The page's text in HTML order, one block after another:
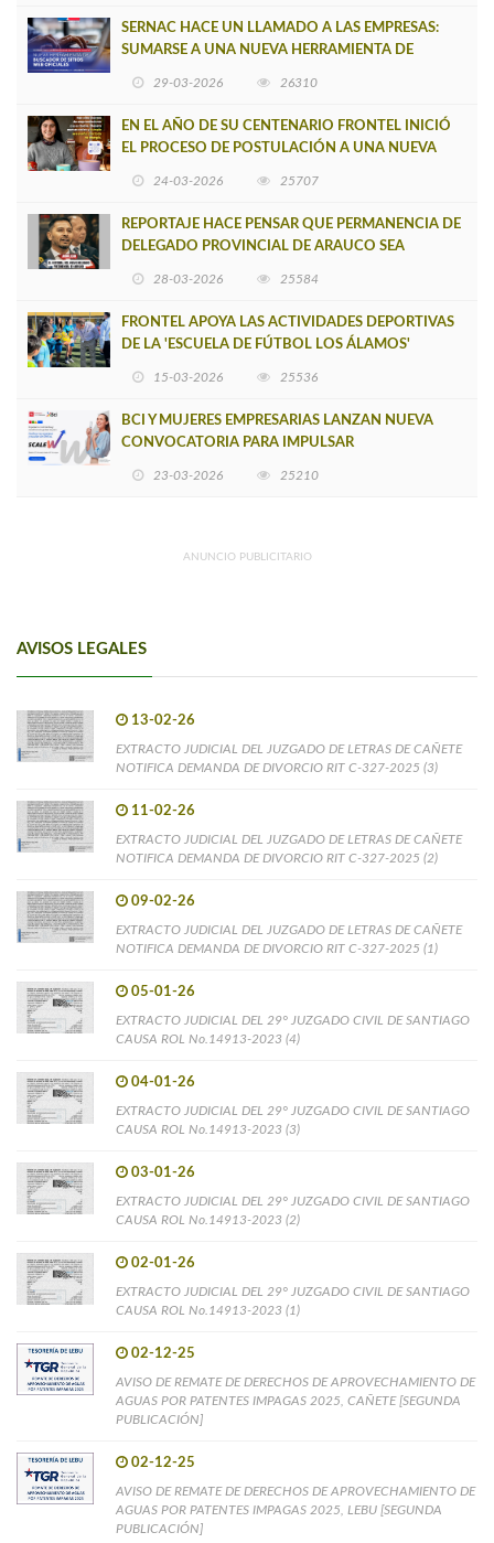
SERNAC HACE UN LLAMADO A LAS EMPRESAS:
SUMARSE A UNA NUEVA HERRAMIENTA DE
29-03-2026 26310
EN EL AÑO DE SU CENTENARIO FRONTEL INICIÓ
EL PROCESO DE POSTULACIÓN A UNA NUEVA
24-03-2026 25707
REPORTAJE HACE PENSAR QUE PERMANENCIA DE
DELEGADO PROVINCIAL DE ARAUCO SEA
28-03-2026 25584
FRONTEL APOYA LAS ACTIVIDADES DEPORTIVAS
DE LA 'ESCUELA DE FÚTBOL LOS ÁLAMOS'
15-03-2026 25536
BCI Y MUJERES EMPRESARIAS LANZAN NUEVA
CONVOCATORIA PARA IMPULSAR
23-03-2026 25210
ANUNCIO PUBLICITARIO
AVISOS LEGALES
13-02-26
EXTRACTO JUDICIAL DEL JUZGADO DE LETRAS DE CAÑETE
NOTIFICA DEMANDA DE DIVORCIO RIT C-327-2025 (3)
11-02-26
EXTRACTO JUDICIAL DEL JUZGADO DE LETRAS DE CAÑETE
NOTIFICA DEMANDA DE DIVORCIO RIT C-327-2025 (2)
09-02-26
EXTRACTO JUDICIAL DEL JUZGADO DE LETRAS DE CAÑETE
NOTIFICA DEMANDA DE DIVORCIO RIT C-327-2025 (1)
05-01-26
EXTRACTO JUDICIAL DEL 29° JUZGADO CIVIL DE SANTIAGO
CAUSA ROL No.14913-2023 (4)
04-01-26
EXTRACTO JUDICIAL DEL 29° JUZGADO CIVIL DE SANTIAGO
CAUSA ROL No.14913-2023 (3)
03-01-26
EXTRACTO JUDICIAL DEL 29° JUZGADO CIVIL DE SANTIAGO
CAUSA ROL No.14913-2023 (2)
02-01-26
EXTRACTO JUDICIAL DEL 29° JUZGADO CIVIL DE SANTIAGO
CAUSA ROL No.14913-2023 (1)
02-12-25
AVISO DE REMATE DE DERECHOS DE APROVECHAMIENTO DE
AGUAS POR PATENTES IMPAGAS 2025, CAÑETE [SEGUNDA
PUBLICACIÓN]
02-12-25
AVISO DE REMATE DE DERECHOS DE APROVECHAMIENTO DE
AGUAS POR PATENTES IMPAGAS 2025, LEBU [SEGUNDA
PUBLICACIÓN]